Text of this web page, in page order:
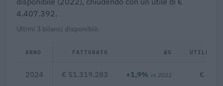
4.407.392.
Ultimi 3 bilanci disponibili.
ANNO FATTURATO Δ% UTILE/
2024 € 51.319.283 +1,9% vs 2022 €